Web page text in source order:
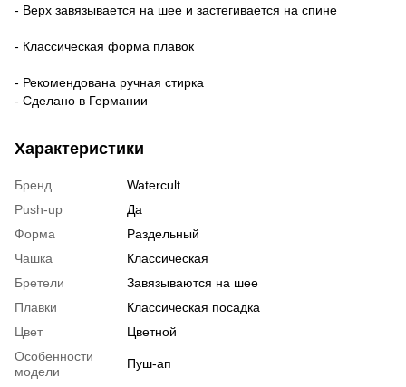
- Верх завязывается на шее и застегивается на спине
- Классическая форма плавок
- Рекомендована ручная стирка
- Сделано в Германии
Характеристики
Бренд
Watercult
Push-up
Да
Форма
Раздельный
Чашка
Классическая
Бретели
Завязываются на шее
Плавки
Классическая посадка
Цвет
Цветной
Особенности
модели
Пуш-ап